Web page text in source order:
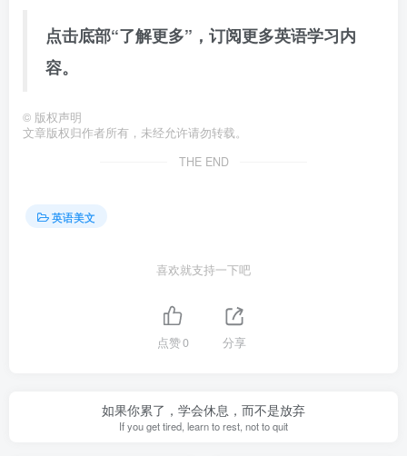
点击底部“了解更多”，订阅更多英语学习内
容。
© 版权声明
文章版权归作者所有，未经允许请勿转载。
THE END
英语美文
喜欢就支持一下吧
点赞0 分享
如果你累了，学会休息，而不是放弃
If you get tired, learn to rest, not to quit